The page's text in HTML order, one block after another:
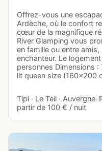
Offrez-vous une
Ardèche, où le confort
cœur de la magnifique
River Glamping vous
en famille ou entre
enchanteur. Le
personnes Dimensions
lit queen size (160x200
Tipi · Le Teil ·
partir de 100 € / nuit